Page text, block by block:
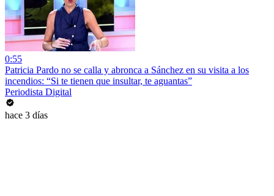
0:55
Patricia Pardo no se calla y abronca a Sánchez en su visita a los
incendios: “Si te tienen que insultar, te aguantas”
Periodista Digital
hace 3 días